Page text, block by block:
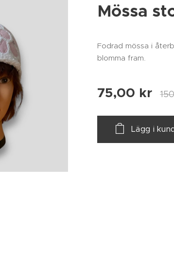
Mössa
Fodrad mössa i
blomma fram.
75,00 kr
Lägg i